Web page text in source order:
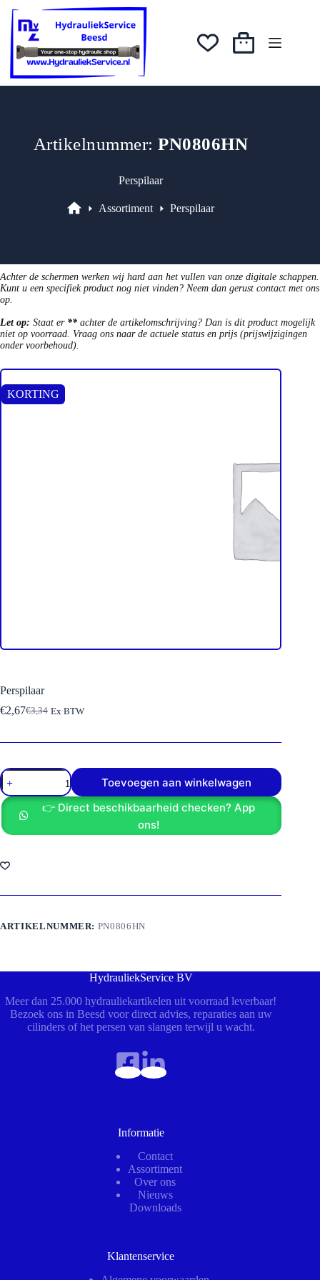
naar
inhoud
was:
€3,34.
€2,67.
Winkelwagen
Artikelnummer:PN0806HN
Perspilaar
Assortiment Perspilaar
Achter de schermen werken wij hard aan het vullen van onze digitale schappen.
Kunt u een specifiek product nog niet vinden? Neem dan gerust contact met ons
op.
Let op: Staat er ** achter de artikelomschrijving? Dan is dit product mogelijk
niet op voorraad. Vraag ons naar de actuele status en prijs (prijswijzigingen
onder voorbehoud).
KORTING
Perspilaar
€3,34
Oorspronkelijke
was:
€2,67Huidige
is:
Ex BTW
Perspilaar
aantal
Toevoegen aan winkelwagen
👉 Direct beschikbaarheid checken? App
ons!
ARTIKELNUMMER: PN0806HN
HydrauliekService BV
Meer dan 25.000 hydrauliekartikelen uit voorraad leverbaar!
Bezoek ons in Beesd voor direct advies, reparaties aan uw
cilinders of het persen van slangen terwijl u wacht.
Informatie
Contact
Assortiment
Over ons
Nieuws
Downloads
Klantenservice